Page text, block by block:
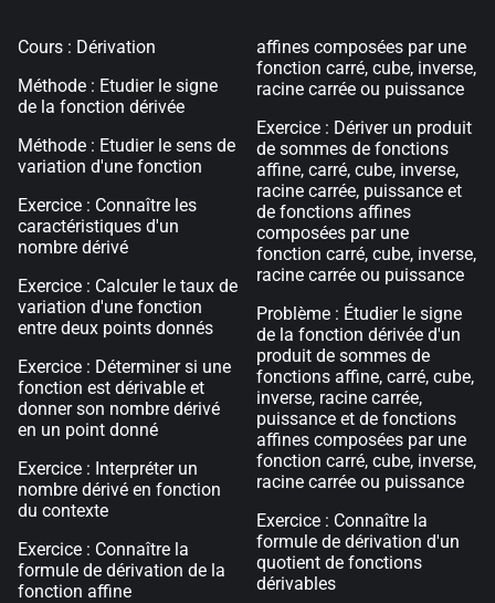
Cours : Dérivation
Méthode : Etudier le signe
de la fonction dérivée
Méthode : Etudier le sens de
variation d'une fonction
Exercice : Connaître les
caractéristiques d'un
nombre dérivé
Exercice : Calculer le taux de
variation d'une fonction
entre deux points donnés
Exercice : Déterminer si une
fonction est dérivable et
donner son nombre dérivé
en un point donné
Exercice : Interpréter un
nombre dérivé en fonction
du contexte
Exercice : Connaître la
formule de dérivation de la
fonction affine
affines composées par une
fonction carré, cube, inverse,
racine carrée ou puissance
Exercice : Dériver un produit
de sommes de fonctions
affine, carré, cube, inverse,
racine carrée, puissance et
de fonctions affines
composées par une
fonction carré, cube, inverse,
racine carrée ou puissance
Problème : Étudier le signe
de la fonction dérivée d'un
produit de sommes de
fonctions affine, carré, cube,
inverse, racine carrée,
puissance et de fonctions
affines composées par une
fonction carré, cube, inverse,
racine carrée ou puissance
Exercice : Connaître la
formule de dérivation d'un
quotient de fonctions
dérivables